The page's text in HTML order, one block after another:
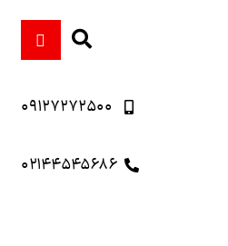
۰۹۱۲۷۲۷۲۵۰۰
۰۲۱۴۴۵۴۵۶۸۶